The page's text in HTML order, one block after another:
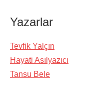
Yazarlar
Tevfik Yalçın
Hayati Asılyazıcı
Tansu Bele